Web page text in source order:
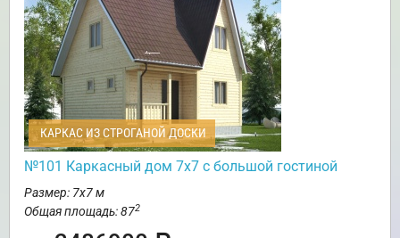
КАРКАС ИЗ СТРОГАНОЙ ДОСКИ
№101 Каркасный дом 7х7 с большой гостиной
Размер: 7х7 м
Общая площадь: 872